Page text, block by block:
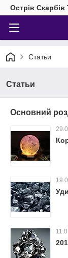
Острів
Статьи
Статьи
Основний